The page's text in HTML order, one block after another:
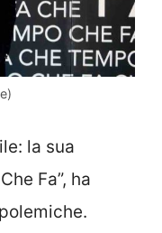
la sua
Fa”, ha